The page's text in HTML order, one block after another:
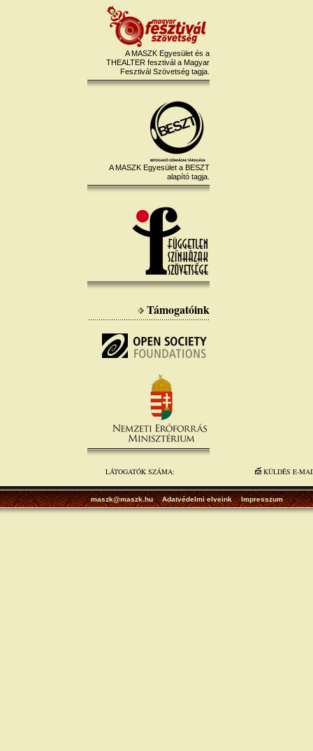
A MASZK Egyesület és a
THEALTER fesztivál a Magyar
Fesztivál Szövetség tagja.
A MASZK Egyesület a BESZT
alapító tagja.
Támogatóink
LÁTOGATÓK SZÁMA: KÜLDÉS E-
maszk@maszk.hu Adatvédelmi elveink Impresszum